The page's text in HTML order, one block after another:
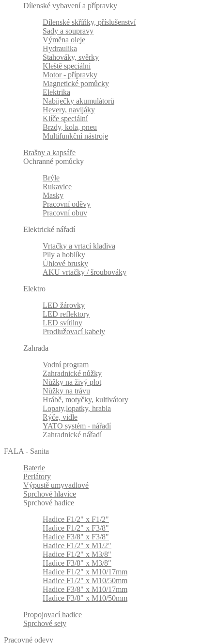
Dílenské vybavení a přípravky
Dílenské skříňky, příslušenství
Sady a soupravy
Výměna oleje
Hydraulika
Stahováky, svěrky
Kleště speciální
Motor - přípravky
Magnetické pomůcky
Elektrika
Nabíječky akumulátorů
Hevery, navijáky
Klíče speciální
Brzdy, kola, pneu
Multifunkční nástroje
Brašny a kapsáře
Ochranné pomůcky
Brýle
Rukavice
Masky
Pracovní oděvy
Pracovní obuv
Elektrické nářadí
Vrtačky a vrtací kladiva
Pily a hoblíky
Úhlové brusky
AKU vrtačky / šroubováky
Elektro
LED žárovky
LED reflektory
LED svítilny
Prodlužovací kabely
Zahrada
Vodní program
Zahradnické nůžky
Nůžky na živý plot
Nůžky na trávu
Hrábě, motyčky, kultivátory
Lopaty,lopatky, hrabla
Rýče, vidle
YATO systém - nářadí
Zahradnické nářadí
FALA - Sanita
Baterie
Perlátory
Výpustě umyvadlové
Sprchové hlavice
Sprchové hadice
Hadice F1/2" x F1/2"
Hadice F1/2" x F3/8"
Hadice F3/8" x F3/8"
Hadice F1/2" x M1/2"
Hadice F1/2" x M3/8"
Hadice F3/8" x M3/8"
Hadice F1/2" x M10/17mm
Hadice F1/2" x M10/50mm
Hadice F3/8" x M10/17mm
Hadice F3/8" x M10/50mm
Propojovací hadice
Sprchové sety
Pracovné odevy